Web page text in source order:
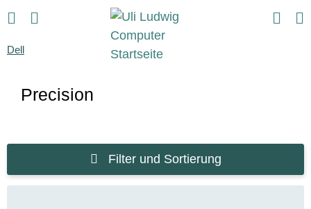
Dell
Precision
Filter und Sortierung